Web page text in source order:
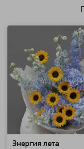
Энергия лета